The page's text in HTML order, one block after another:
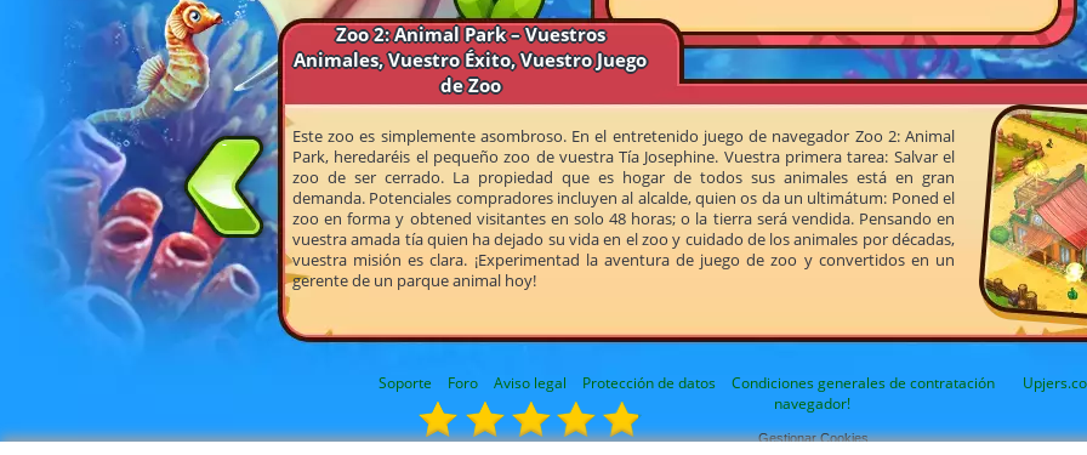
Soporte Foro Aviso legal Protección de datos Condiciones generales de contratación
navegador!
Gestionar Cookies
Zoo 2: Animal Park – Vuestros
Animales, Vuestro Éxito, Vuestro Juego
de Zoo
Este zoo es simplemente asombroso. En el entretenido juego de navegador Zoo 2: Animal
Park, heredaréis el pequeño zoo de vuestra Tía Josephine. Vuestra primera tarea: Salvar el
zoo de ser cerrado. La propiedad que es hogar de todos sus animales está en gran
demanda. Potenciales compradores incluyen al alcalde, quien os da un ultimátum: Poned el
zoo en forma y obtened visitantes en solo 48 horas; o la tierra será vendida. Pensando en
vuestra amada tía quien ha dejado su vida en el zoo y cuidado de los animales por décadas,
vuestra misión es clara. ¡Experimentad la aventura de juego de zoo y convertidos en un
gerente de un parque animal hoy!